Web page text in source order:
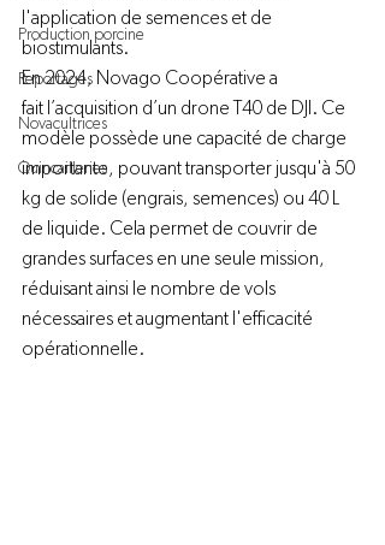
Production porcine
Reportages
Novacultrices
Quincailleries
l'application de semences et de
biostimulants.
En 2024, Novago Coopérative a
fait l’acquisition d’un drone T40 de DJI. Ce
modèle possède une capacité de charge
importante, pouvant transporter jusqu'à 50
kg de solide (engrais, semences) ou 40 L
de liquide. Cela permet de couvrir de
grandes surfaces en une seule mission,
réduisant ainsi le nombre de vols
nécessaires et augmentant l'efficacité
opérationnelle.